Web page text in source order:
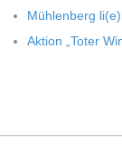
Müh­len­berg
Aktion „Toter